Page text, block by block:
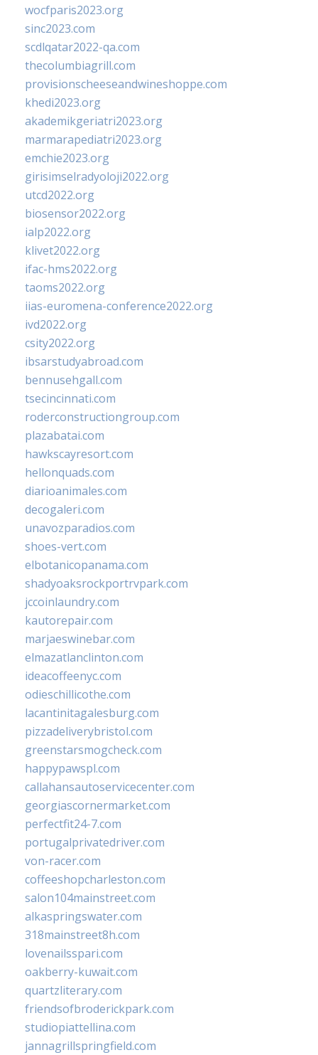
wocfparis2023.org
sinc2023.com
scdlqatar2022-qa.com
thecolumbiagrill.com
provisionscheeseandwineshoppe.com
khedi2023.org
akademikgeriatri2023.org
marmarapediatri2023.org
emchie2023.org
girisimselradyoloji2022.org
utcd2022.org
biosensor2022.org
ialp2022.org
klivet2022.org
ifac-hms2022.org
taoms2022.org
iias-euromena-conference2022.org
ivd2022.org
csity2022.org
ibsarstudyabroad.com
bennusehgall.com
tsecincinnati.com
roderconstructiongroup.com
plazabatai.com
hawkscayresort.com
hellonquads.com
diarioanimales.com
decogaleri.com
unavozparadios.com
shoes-vert.com
elbotanicopanama.com
shadyoaksrockportrvpark.com
jccoinlaundry.com
kautorepair.com
marjaeswinebar.com
elmazatlanclinton.com
ideacoffeenyc.com
odieschillicothe.com
lacantinitagalesburg.com
pizzadeliverybristol.com
greenstarsmogcheck.com
happypawspl.com
callahansautoservicecenter.com
georgiascornermarket.com
perfectfit24-7.com
portugalprivatedriver.com
von-racer.com
coffeeshopcharleston.com
salon104mainstreet.com
alkaspringswater.com
318mainstreet8h.com
lovenailsspari.com
oakberry-kuwait.com
quartzliterary.com
friendsofbroderickpark.com
studiopiattellina.com
jannagrillspringfield.com